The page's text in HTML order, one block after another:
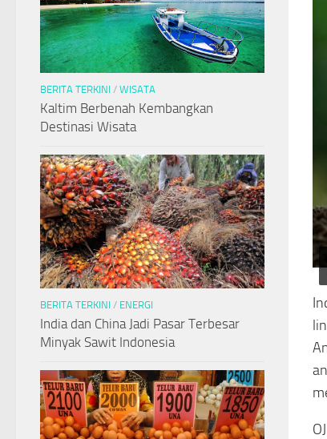
BERITA TERKINI / WISATA
Kaltim Berbenah Kembangkan
Destinasi Wisata
BERITA TERKINI / ENERGI
India dan China Jadi Pasar Terbesar
Minyak Sawit Indonesia